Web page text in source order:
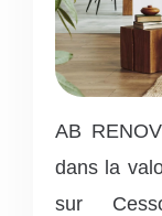
AB
dans la
sur